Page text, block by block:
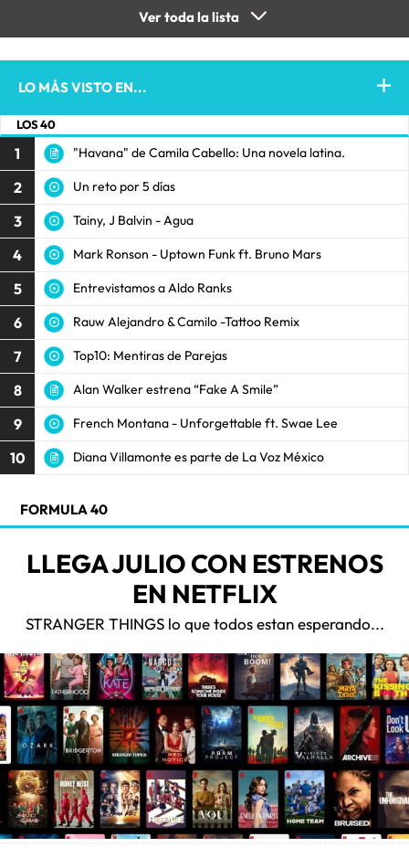
Ver toda la lista
LO MÁS VISTO EN...
LOS 40
1 "Havana" de Camila Cabello: Una novela latina.
2 Un reto por 5 días
3 Tainy, J Balvin - Agua
4 Mark Ronson - Uptown Funk ft. Bruno Mars
5 Entrevistamos a Aldo Ranks
6 Rauw Alejandro & Camilo -Tattoo Remix
7 Top10: Mentiras de Parejas
8 Alan Walker estrena “Fake A Smile”
9 French Montana - Unforgettable ft. Swae Lee
10 Diana Villamonte es parte de La Voz México
FORMULA 40
LLEGA JULIO CON ESTRENOS
EN NETFLIX
STRANGER THINGS lo que todos estan esperando...